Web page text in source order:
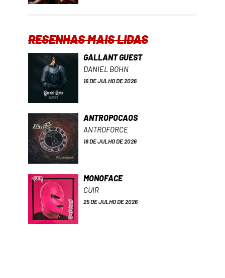
RESENHAS MAIS LIDAS
GALLANT GUEST
DANIEL BOHN
16 DE JULHO DE 2026
ANTROPOCAOS
ANTROFORCE
18 DE JULHO DE 2026
MONOFACE
CUIR
25 DE JULHO DE 2026